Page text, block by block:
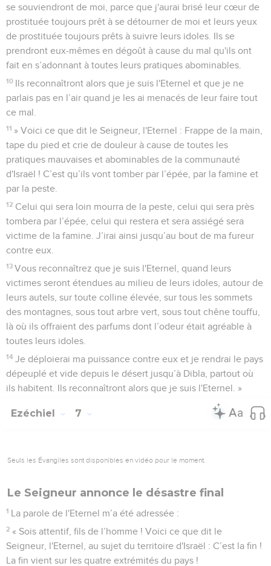
se souviendront de moi, parce que j'aurai brisé leur cœur de
prostituée toujours prêt à se détourner de moi et leurs yeux
de prostituée toujours prêts à suivre leurs idoles. Ils se
prendront eux-mêmes en dégoût à cause du mal qu'ils ont
fait en s’adonnant à toutes leurs pratiques abominables.
10 Ils reconnaîtront alors que je suis l'Eternel et que je ne
parlais pas en l’air quand je les ai menacés de leur faire tout
ce mal.
11 » Voici ce que dit le Seigneur, l'Eternel : Frappe de la main,
tape du pied et crie de douleur à cause de toutes les
pratiques mauvaises et abominables de la communauté
d'Israël ! C’est qu’ils vont tomber par l’épée, par la famine et
par la peste.
12 Celui qui sera loin mourra de la peste, celui qui sera près
tombera par l’épée, celui qui restera et sera assiégé sera
victime de la famine. J’irai ainsi jusqu’au bout de ma fureur
contre eux.
13 Vous reconnaîtrez que je suis l'Eternel, quand leurs
victimes seront étendues au milieu de leurs idoles, autour de
leurs autels, sur toute colline élevée, sur tous les sommets
des montagnes, sous tout arbre vert, sous tout chêne touffu,
là où ils offraient des parfums dont l’odeur était agréable à
toutes leurs idoles.
14 Je déploierai ma puissance contre eux et je rendrai le pays
dépeuplé et vide depuis le désert jusqu’à Dibla, partout où
ils habitent. Ils reconnaîtront alors que je suis l'Eternel. »
Ezéchiel 7
Seuls les Évangiles sont disponibles en vidéo pour le moment.
Le Seigneur annonce le désastre final
1 La parole de l'Eternel m’a été adressée :
2 « Sois attentif, fils de l’homme ! Voici ce que dit le
Seigneur, l'Eternel, au sujet du territoire d'Israël : C’est la fin !
La fin vient sur les quatre extrémités du pays !